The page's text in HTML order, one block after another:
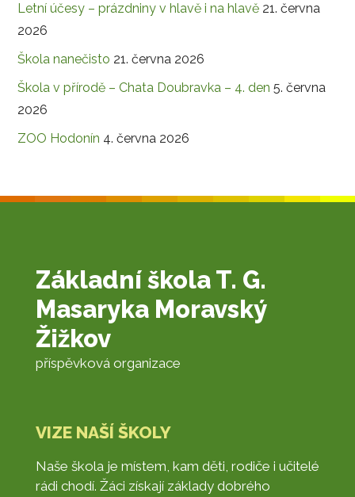
Letní účesy – prázdniny v hlavě i na hlavě 21. června
2026
Škola nanečisto 21. června 2026
Škola v přírodě – Chata Doubravka – 4. den 5. června
2026
ZOO Hodonín 4. června 2026
Základní škola T. G.
Masaryka Moravský
Žižkov
příspěvková organizace
VIZE NAŠÍ ŠKOLY
Naše škola je místem, kam děti, rodiče i učitelé
rádi chodí. Žáci získají základy dobrého